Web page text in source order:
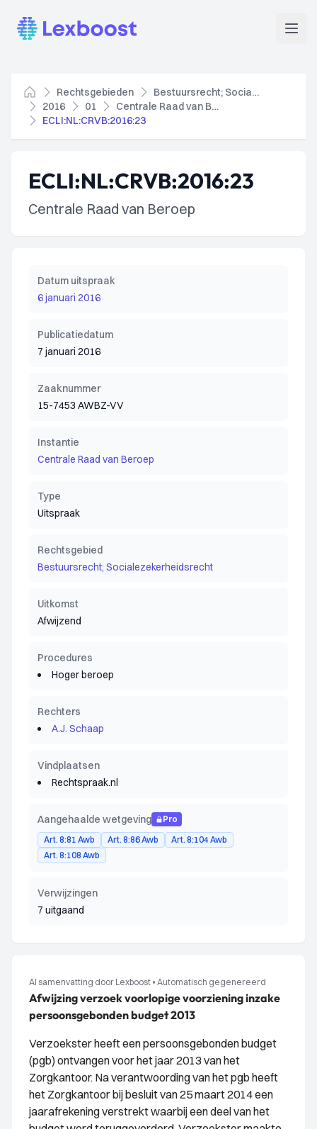
Lexboost
Home
Rechtsgebieden
Bestuursrecht; Socialezekerheidsrecht
2016
01
Centrale Raad van Beroep
ECLI:NL:CRVB:2016:23
ECLI:NL:CRVB:2016:23
Centrale Raad van Beroep
Datum uitspraak
6 januari 2016
Publicatiedatum
7 januari 2016
Zaaknummer
15-7453 AWBZ-VV
Instantie
Centrale Raad van Beroep
Type
Uitspraak
Rechtsgebied
Bestuursrecht; Socialezekerheidsrecht
Uitkomst
Afwijzend
Procedures
Hoger beroep
Rechters
A.J. Schaap
Vindplaatsen
Rechtspraak.nl
Aangehaalde wetgeving
Pro
Art. 8:81 Awb
Art. 8:86 Awb
Art. 8:104 Awb
Art. 8:108 Awb
Verwijzingen
7 uitgaand
AI samenvatting door Lexboost • Automatisch gegenereerd
Afwijzing verzoek voorlopige voorziening inzake
persoonsgebonden budget 2013
Verzoekster heeft een persoonsgebonden budget
(pgb) ontvangen voor het jaar 2013 van het
Zorgkantoor. Na verantwoording van het pgb heeft
het Zorgkantoor bij besluit van 25 maart 2014 een
jaarafrekening verstrekt waarbij een deel van het